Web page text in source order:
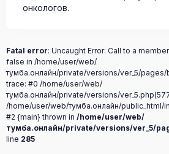
онкологов.
Fatal error: Uncaught Error: Call to a
false in /home/user/web/
тумба.онлайн/private/versions/ver_5/
trace: #0 /home/user/web/
тумба.онлайн/private/versions/
/home/user/web/тумба.онлайн/public_html/
#2 {main} thrown in /home/user/web/
тумба.онлайн/private/versions/ver_5/
line 285